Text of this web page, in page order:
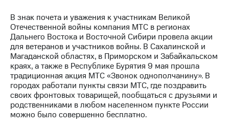
Контакты
Медиа-центр
Пресс-
релизы
МТС
о технологиях
Достижения
Интервью
В знак почета и уважения к участникам Великой
Отечественной войны компания МТС в регионах
Дальнего Востока и Восточной Сибири провела акции
для ветеранов и участников войны. В Сахалинской и
Магаданской областях, в Приморском и Забайкальском
краях, а также в Республике Бурятия 9 мая прошла
традиционная акция МТС «Звонок однополчанину». В
городах работали пункты связи МТС, где поздравить
своих фронтовых товарищей, пообщаться с друзьями и
родственниками в любом населенном пункте России
можно было совершенно бесплатно.